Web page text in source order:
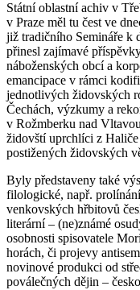
Státní oblastní achiv v
v Praze měl tu čest ve
již tradičního Semináře k
přinesl zajímavé
náboženských obcí a
emancipace v rámci
jednotlivých židovských
Čechách, výzkumy a
v Rožmberku nad
židovští uprchlíci z
postižených židovských
Byly představeny také
filologické, např.
venkovských hřbitovů
literární – (ne)známé
osobnosti spisovatele
horách, či projevy
novinové produkci od
poválečných dějin –